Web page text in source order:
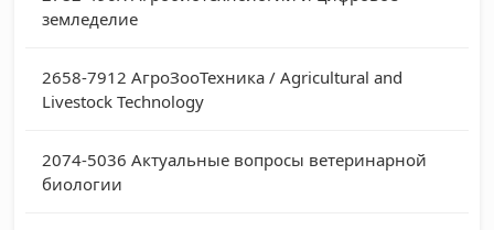
земледелие
2658-7912 АгроЗооТехника / Agricultural and
Livestock Technology
2074-5036 Актуальные вопросы ветеринарной
биологии